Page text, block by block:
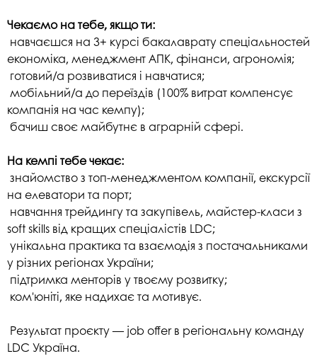
Чекаємо на тебе, якщо ти:
навчаєшся на 3+ курсі бакалаврату спеціальностей
економіка, менеджмент АПК, фінанси, агрономія;
готовий/а розвиватися і навчатися;
мобільний/а до переїздів (100% витрат компенсує
компанія на час кемпу);
бачиш своє майбутнє в аграрній сфері.
На кемпі тебе чекає:
знайомство з топ-менеджментом компанії, екскурсії
на елеватори та порт;
навчання трейдингу та закупівель, майстер-класи з
soft skills від кращих спеціалістів LDC;
унікальна практика та взаємодія з постачальниками
у різних регіонах України;
підтримка менторів у твоєму розвитку;
ком'юніті, яке надихає та мотивує.
Результат проєкту — job offer в регіональну команду
LDC Україна.